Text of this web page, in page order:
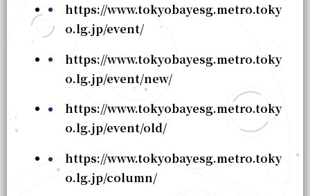
https://www.tokyobayesg.metro.toky
o.lg.jp/event/
https://www.tokyobayesg.metro.toky
o.lg.jp/event/new/
https://www.tokyobayesg.metro.toky
o.lg.jp/event/old/
https://www.tokyobayesg.metro.toky
o.lg.jp/column/